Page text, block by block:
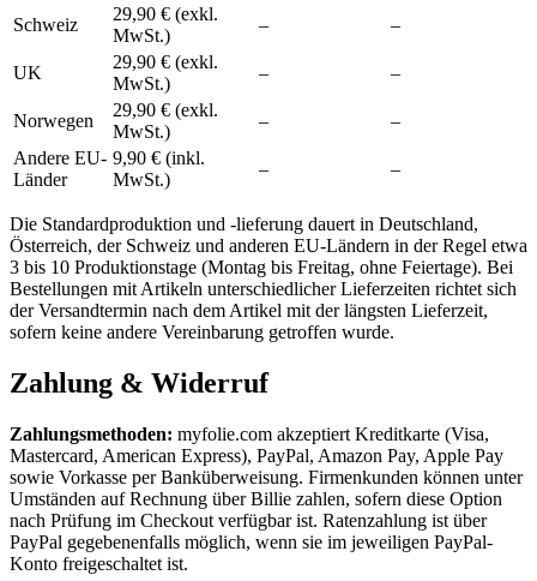
Schweiz
29,90 € (exkl.
MwSt.)
– –
UK
29,90 € (exkl.
MwSt.)
– –
Norwegen
29,90 € (exkl.
MwSt.)
–
–
Andere EU-
Länder
9,90 € (inkl.
MwSt.)
– –
Die Standardproduktion und -lieferung dauert in Deutschland,
Österreich, der Schweiz und anderen EU-Ländern in der Regel etwa
3 bis 10 Produktionstage (Montag bis Freitag, ohne Feiertage). Bei
Bestellungen mit Artikeln unterschiedlicher Lieferzeiten richtet sich
der Versandtermin nach dem Artikel mit der längsten Lieferzeit,
sofern keine andere Vereinbarung getroffen wurde.
Zahlung & Widerruf
Zahlungsmethoden: myfolie.com akzeptiert Kreditkarte (Visa,
Mastercard, American Express), PayPal, Amazon Pay, Apple Pay
sowie Vorkasse per Banküberweisung. Firmenkunden können unter
Umständen auf Rechnung über Billie zahlen, sofern diese Option
nach Prüfung im Checkout verfügbar ist. Ratenzahlung ist über
PayPal gegebenenfalls möglich, wenn sie im jeweiligen PayPal-
Konto freigeschaltet ist.